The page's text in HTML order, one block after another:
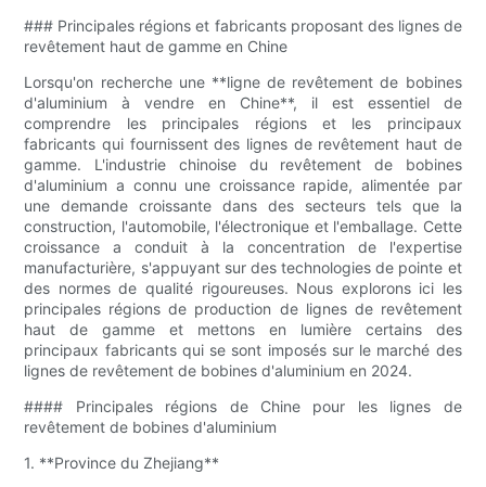
### Principales régions et fabricants proposant des lignes de
revêtement haut de gamme en Chine
Lorsqu'on recherche une **ligne de revêtement de bobines
d'aluminium à vendre en Chine**, il est essentiel de
comprendre les principales régions et les principaux
fabricants qui fournissent des lignes de revêtement haut de
gamme. L'industrie chinoise du revêtement de bobines
d'aluminium a connu une croissance rapide, alimentée par
une demande croissante dans des secteurs tels que la
construction, l'automobile, l'électronique et l'emballage. Cette
croissance a conduit à la concentration de l'expertise
manufacturière, s'appuyant sur des technologies de pointe et
des normes de qualité rigoureuses. Nous explorons ici les
principales régions de production de lignes de revêtement
haut de gamme et mettons en lumière certains des
principaux fabricants qui se sont imposés sur le marché des
lignes de revêtement de bobines d'aluminium en 2024.
#### Principales régions de Chine pour les lignes de
revêtement de bobines d'aluminium
1. **Province du Zhejiang**